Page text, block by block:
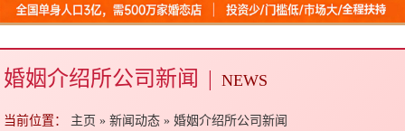
婚姻介绍所公司新闻 | NEWS
当前位置： 主页 » 新闻动态 » 婚姻介绍所公司新闻